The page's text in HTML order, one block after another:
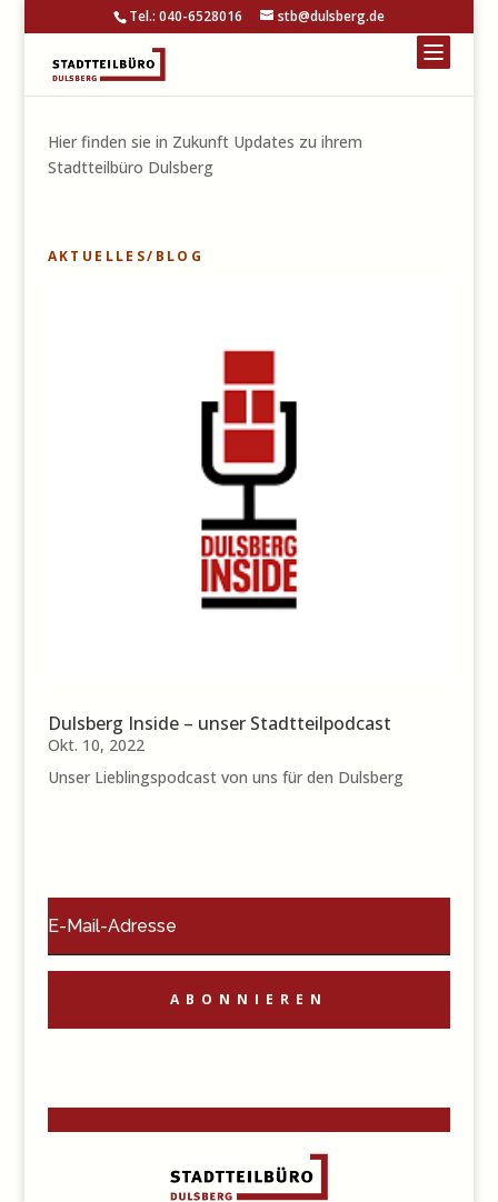
Tel.: 040-6528016 stb@dulsberg.de
Hier finden sie in Zukunft Updates zu ihrem
Stadtteilbüro Dulsberg
AKTUELLES/BLOG
Dulsberg Inside – unser Stadtteilpodcast
Okt. 10, 2022
Unser Lieblingspodcast von uns für den Dulsberg
ABONNIEREN